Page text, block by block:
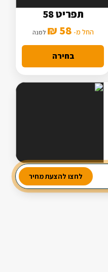
3 תוספות
מנה עיקרית מורחבת
תפריט 58
החל מ- 58 ₪ למנה
בחירה
מבחר עשיר של סלטים
2 מנות ביניים
לחצו להצעת מחיר